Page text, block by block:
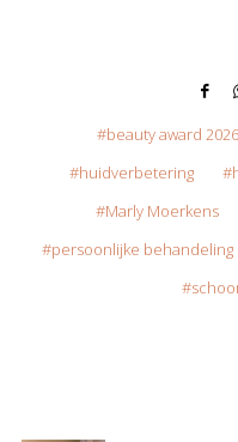
beauty award 2026
huidverbetering
Marly Moerkens
persoonlijke behandeling